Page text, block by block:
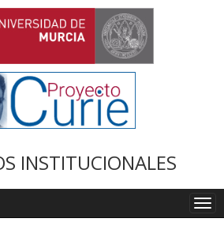
INSTITUCIONALES